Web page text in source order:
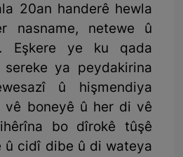
20an handerê hewla
nasname, netewe û
Eşkere ye ku qada
ya peydakirina
û hişmendiya
vê boneyê û her di vê
bo dîrokê tûşê
û cidî dibe û di wateya